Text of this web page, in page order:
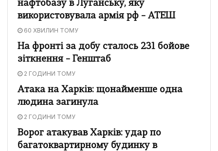
нафтобазу в Луганську, яку
використовувала армія рф – АТЕШ
60 ХВИЛИН ТОМУ
На фронті за добу сталось 231 бойове
зіткнення – Генштаб
2 ГОДИНИ ТОМУ
Атака на Харків: щонайменше одна
людина загинула
2 ГОДИНИ ТОМУ
Ворог атакував Харків: удар по
багатоквартирному будинку в